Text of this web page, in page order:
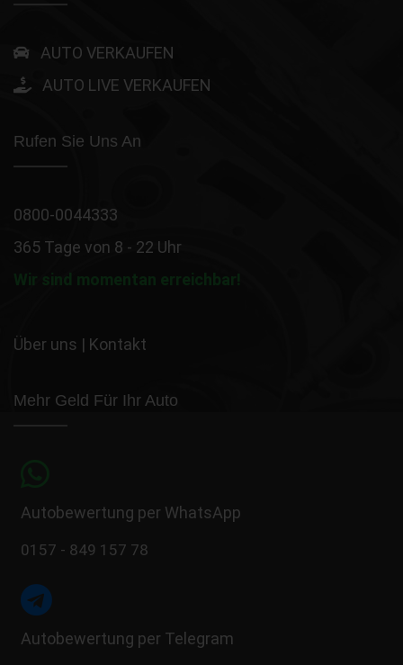
AUTO VERKAUFEN
AUTO LIVE VERKAUFEN
Rufen Sie Uns An
0800-0044333
365 Tage von 8 - 22 Uhr
Wir sind momentan erreichbar!
Über uns | Kontakt
Mehr Geld Für Ihr Auto
Autobewertung per WhatsApp
0157 - 849 157 78
Autobewertung per Telegram